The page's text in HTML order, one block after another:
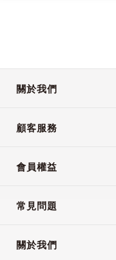
關於我們
顧客服務
會員權益
常見問題
關於我們